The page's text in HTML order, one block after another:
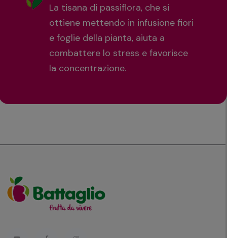
La tisana di passiflora, che si
ottiene mettendo in infusione fiori
e foglie della pianta, aiuta a
combattere lo stress e favorisce
la concentrazione.